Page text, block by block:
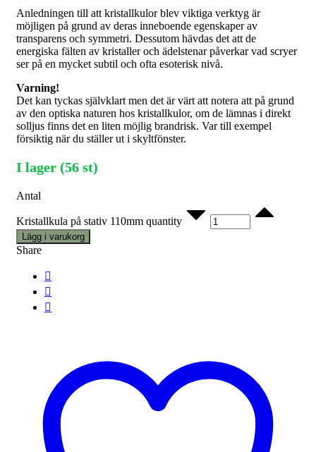
Anledningen till att kristallkulor blev viktiga verktyg är
möjligen på grund av deras inneboende egenskaper av
transparens och symmetri. Dessutom hävdas det att de
energiska fälten av kristaller och ädelstenar påverkar vad scryer
ser på en mycket subtil och ofta esoterisk nivå.
Varning!
Det kan tyckas självklart men det är värt att notera att på grund
av den optiska naturen hos kristallkulor, om de lämnas i direkt
solljus finns det en liten möjlig brandrisk. Var till exempel
försiktig när du ställer ut i skyltfönster.
I lager (56 st)
Antal
Kristallkula på stativ 110mm quantity
Lägg i varukorg
Share